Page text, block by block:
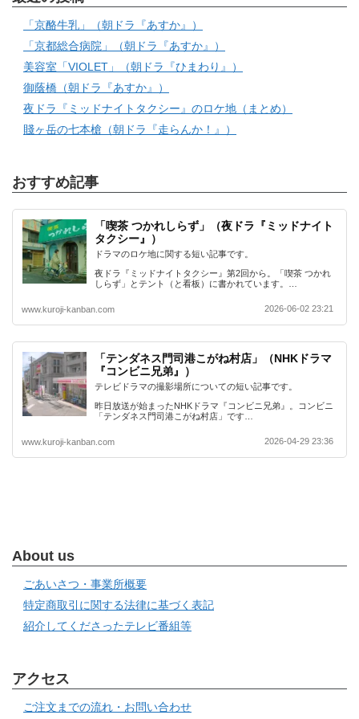
「京酪牛乳」（朝ドラ『あすか』）
「京都総合病院」（朝ドラ『あすか』）
美容室「VIOLET」（朝ドラ『ひまわり』）
御蔭橋（朝ドラ『あすか』）
夜ドラ『ミッドナイトタクシー』のロケ地（まとめ）
賤ヶ岳の七本槍（朝ドラ『走らんか！』）
おすすめ記事
「喫茶 つかれしらず」（夜ドラ『ミッドナイト
タクシー』）
ドラマのロケ地に関する短い記事です。
夜ドラ『ミッドナイトタクシー』第2回から。「喫茶 つかれ
しらず」とテント（と看板）に書かれています。…
www.kuroji-kanban.com 2026-06-02 23:21
「テンダネス門司港こがね村店」（NHKドラマ
『コンビニ兄弟』）
テレビドラマの撮影場所についての短い記事です。
昨日放送が始まったNHKドラマ『コンビニ兄弟』。コンビニ
「テンダネス門司港こがね村店」です…
www.kuroji-kanban.com 2026-04-29 23:36
About us
ごあいさつ・事業所概要
特定商取引に関する法律に基づく表記
紹介してくださったテレビ番組等
アクセス
ご注文までの流れ・お問い合わせ